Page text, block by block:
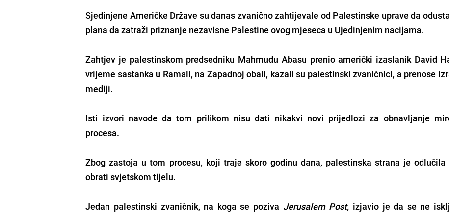
Sjedinjene Američke Države su danas zvanično zahtijevale od Palestinske uprave da
plana da zatraži priznanje nezavisne Palestine ovog mjeseca u Ujedinjenim nacijama.
Zahtjev je palestinskom predsedniku Mahmudu Abasu prenio američki izaslanik David
vrijeme sastanka u Ramali, na Zapadnoj obali, kazali su palestinski zvaničnici, a prenose
mediji.
Isti izvori navode da tom prilikom nisu dati nikakvi novi prijedlozi za obnavljanje
procesa.
Zbog zastoja u tom procesu, koji traje skoro godinu dana, palestinska strana je odlučila
obrati svjetskom tijelu.
Jedan palestinski zvaničnik, na koga se poziva Jerusalem Post, izjavio je da se ne